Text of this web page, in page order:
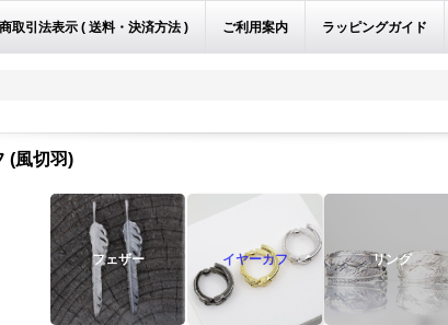
取引法表示 ( 送料・決済方法 ) ご利用案内 ラッピングガイド
(風切羽)
フェザー イヤーカフ リング